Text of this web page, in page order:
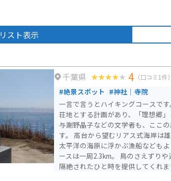
リスト表示
千葉県 4 （口コミ1件）
#絶景スポット #神社｜寺院
一言で言うとハイキングコースで
荘地とする計画があり、「理想郷」
与謝野晶子などの文学者も、ここ
す。 高台から望むリアス式海岸は
太平洋の海原に浮かぶ漁船なども
ースは一周2.3km。 鳥のさえずり
隔絶されたひと時を提供してくれま